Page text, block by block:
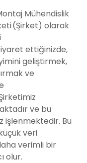
Mühendislik
(Şirket) olarak
ettiğinizde,
geliştirmek,
ve
ve bu
işlenmektedir. Bu
veri
verimli bir
olur.